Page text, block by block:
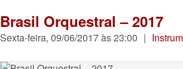
Brasil Orquestral – 2017
Sexta-feira, 09/06/2017 às 23:00 |